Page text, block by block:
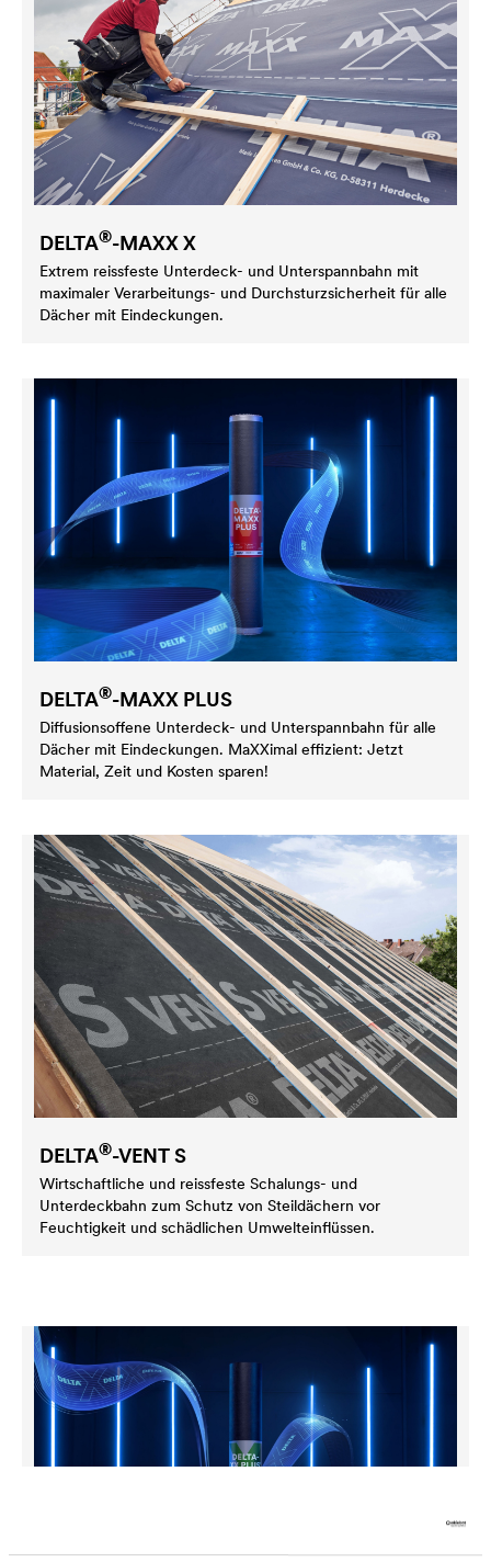
DELTA®-MAXX X
Extrem reissfeste Unterdeck- und Unterspannbahn mit
maximaler Verarbeitungs- und Durchsturzsicherheit für alle
Dächer mit Eindeckungen.
DELTA®-MAXX PLUS
Diffusionsoffene Unterdeck- und Unterspannbahn für alle
Dächer mit Eindeckungen. MaXXimal effizient: Jetzt
Material, Zeit und Kosten sparen!
DELTA®-VENT S
Wirtschaftliche und reissfeste Schalungs- und
Unterdeckbahn zum Schutz von Steildächern vor
Feuchtigkeit und schädlichen Umwelteinflüssen.